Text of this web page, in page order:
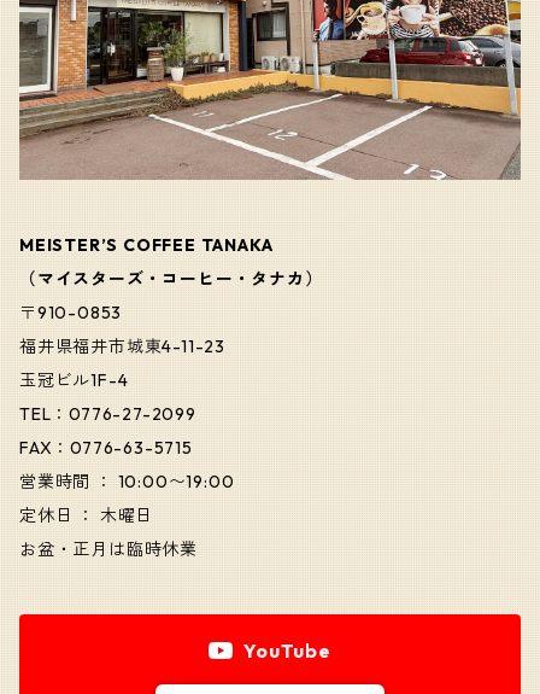
MEISTER’S COFFEE TANAKA
（マイスターズ・コーヒー・タナカ）
〒910-0853
福井県福井市城東4-11-23
玉冠ビル1F-4
TEL：0776-27-2099
FAX：0776-63-5715
営業時間 ： 10:00〜19:00
定休日 ： 木曜日
お盆・正月は臨時休業
YouTube